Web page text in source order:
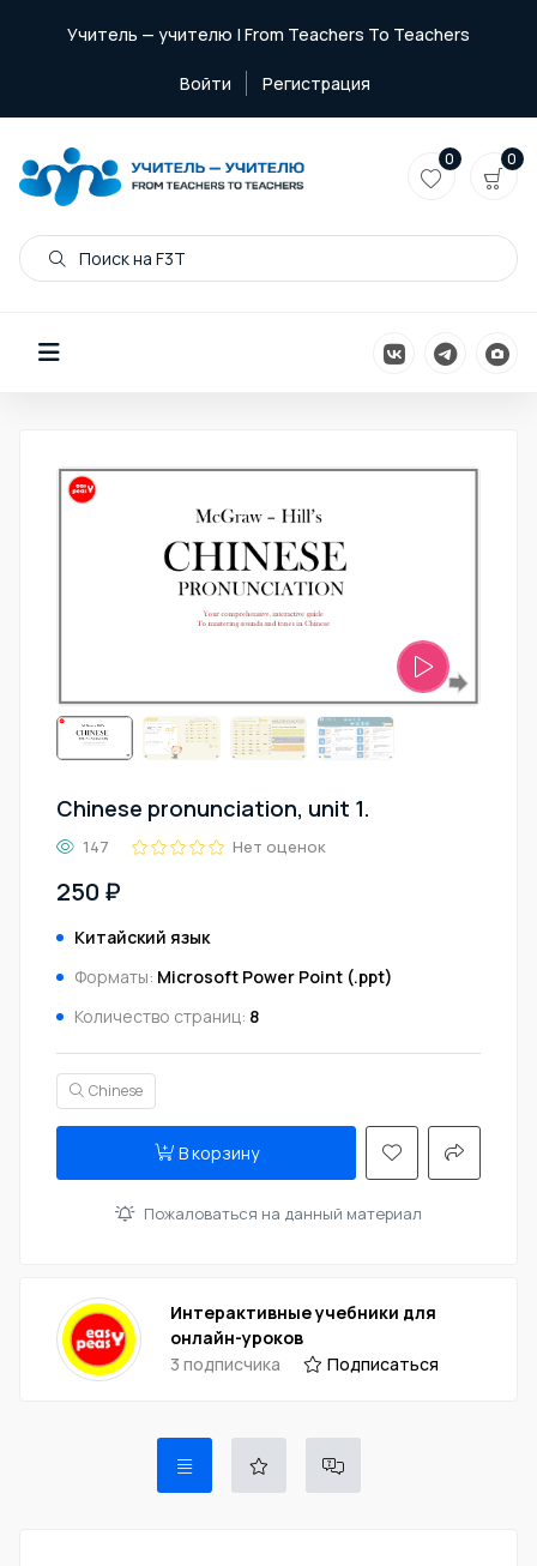
Учитель — учителю | From Teachers To Teachers
Войти Регистрация
Поиск на F3T
0 0
Chinese pronunciation, unit 1.
147 Нет оценок
250 ₽
Китайский язык
Форматы: Microsoft Power Point (.ppt)
Количество страниц: 8
Chinese
В корзину
Пожаловаться на данный материал
Интерактивные учебники для
онлайн-уроков
3 подписчика
Подписаться